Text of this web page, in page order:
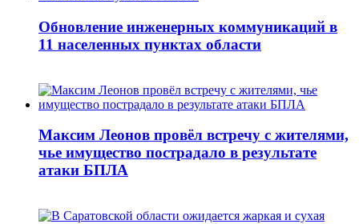
Обновление инженерных коммуникаций в
11 населенных пунктах области
Максим Леонов провёл встречу с жителями,
чье имущество пострадало в результате
атаки БПЛА